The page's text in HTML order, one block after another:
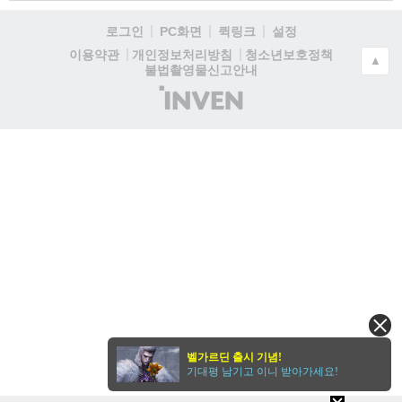
로그인 PC화면 퀵링크
설정
이용약관
개인정보처리방침
청소년보호정책
불법촬영물신고안내
(주)
인
▲
벨가르딘 출시 기념!
기대평 남기고 이니 받아가세요!